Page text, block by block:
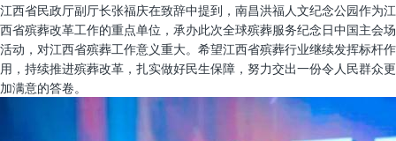
江西省民政厅副厅长张福庆在致辞中提到，南昌洪福人文纪念公园作为江
西省殡葬改革工作的重点单位，承办此次全球殡葬服务纪念日中国主会场
活动，对江西省殡葬工作意义重大。希望江西省殡葬行业继续发挥标杆作
用，持续推进殡葬改革，扎实做好民生保障，努力交出一份令人民群众更
加满意的答卷。